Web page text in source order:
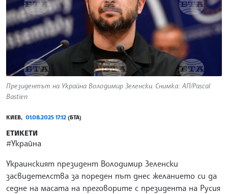
Президентът на Украйна Володимир Зеленски. Снимка: АП/Pascal
Bastien
КИЕВ, 01.08.2025 17:12 (БТА)
ЕТИКЕТИ
#Украйна
Украинският президент Володимир Зеленски
засвидетелства за пореден път днес желанието си да
седне на масата на преговорите с президента на Русия